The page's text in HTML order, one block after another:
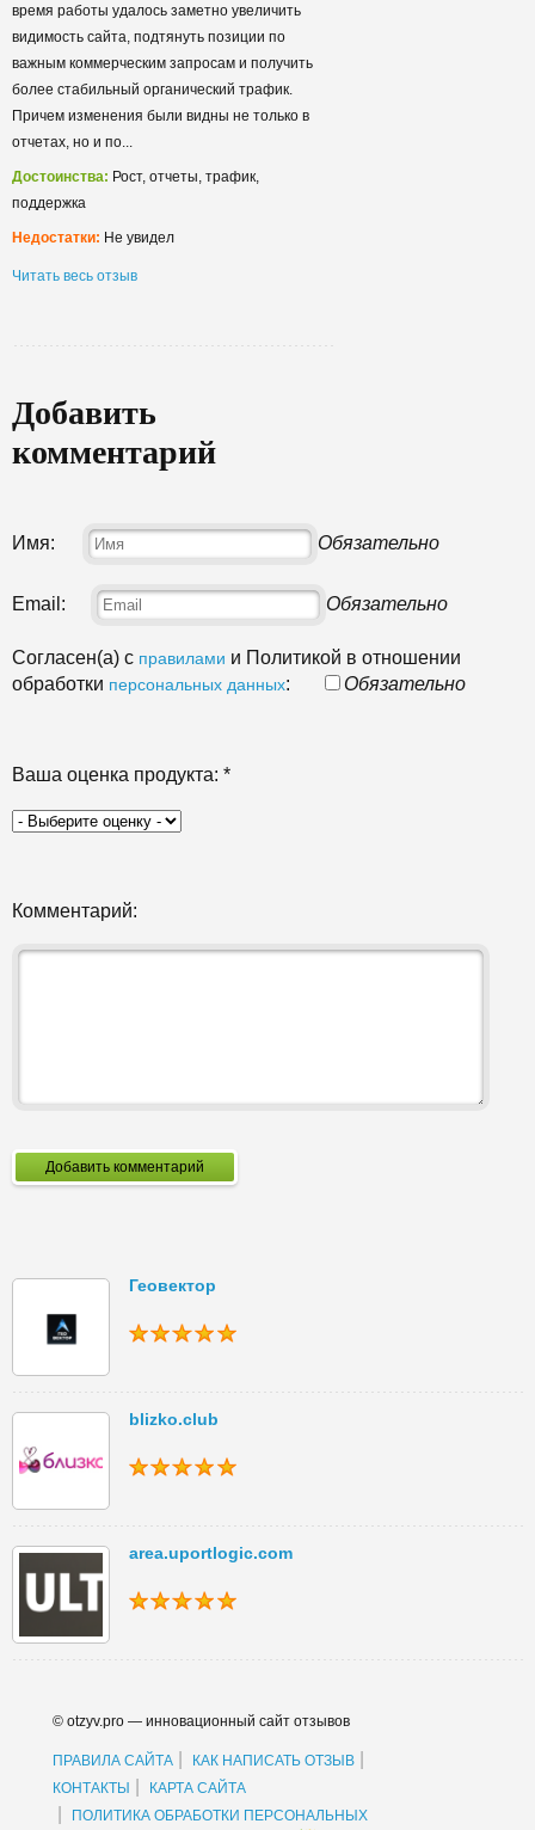
время работы удалось заметно увеличить
видимость сайта, подтянуть позиции по
важным коммерческим запросам и получить
более стабильный органический трафик.
Причем изменения были видны не только в
отчетах, но и по...
Достоинства: Рост, отчеты, трафик,
поддержка
Недостатки: Не увидел
Читать весь отзыв
Добавить
комментарий
Имя: Обязательно
Email: Обязательно
Согласен(а) с правилами и Политикой в отношении
обработки персональных данных: Обязательно
Ваша оценка продукта: *
Комментарий:
Добавить комментарий
Геовектор
blizko.club
area.uportlogic.com
© otzyv.pro — инновационный сайт отзывов
ПРАВИЛА САЙТА КАК НАПИСАТЬ ОТЗЫВ
КОНТАКТЫ КАРТА САЙТА
ПОЛИТИКА ОБРАБОТКИ ПЕРСОНАЛЬНЫХ